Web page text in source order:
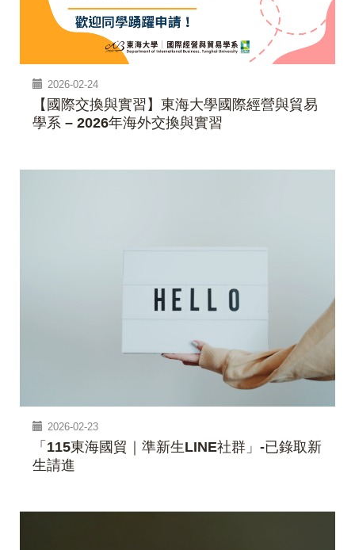
2026-02-24
【國際交換與實習】東海大學國際經營與貿易
學系 – 2026年海外交換與實習
2026-02-23
「115東海國貿｜準新生LINE社群」-已錄取新
生請進